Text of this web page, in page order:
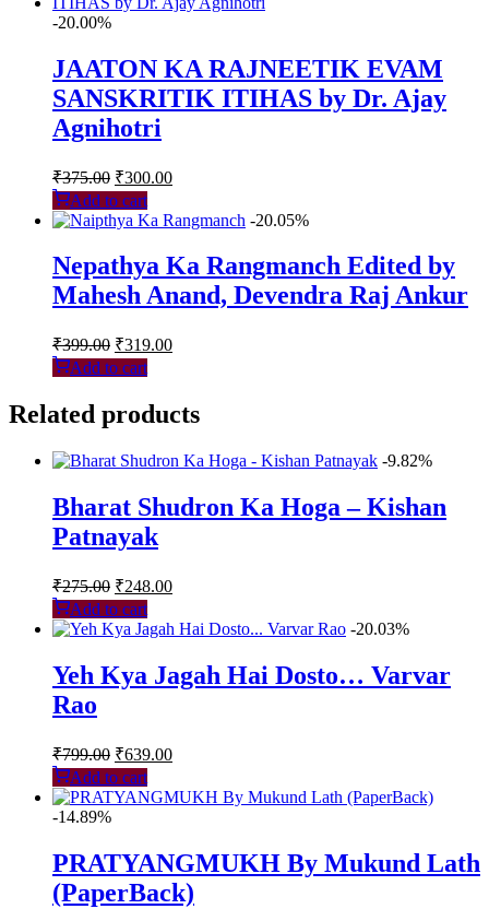
-20.00%
JAATON KA RAJNEETIK EVAM
SANSKRITIK ITIHAS by Dr. Ajay
Agnihotri
₹375.00 Original
price
was:
₹375.00.
₹300.00Current
is:
₹300.00.
Add to cart
-20.05%
Nepathya Ka Rangmanch Edited by
Mahesh Anand, Devendra Raj Ankur
₹399.00 Original
price
was:
₹399.00.
₹319.00Current
Add to cart
Related products
-9.82%
Bharat Shudron Ka Hoga – Kishan
Patnayak
₹275.00 Original
price
was:
₹275.00.
₹248.00Current
is:
Add to cart
-20.03%
Yeh Kya Jagah Hai Dosto… Varvar
Rao
₹799.00 Original
price
was:
₹639.00Current
is:
Add to cart
-14.89%
PRATYANGMUKH By Mukund Lath
(PaperBack)